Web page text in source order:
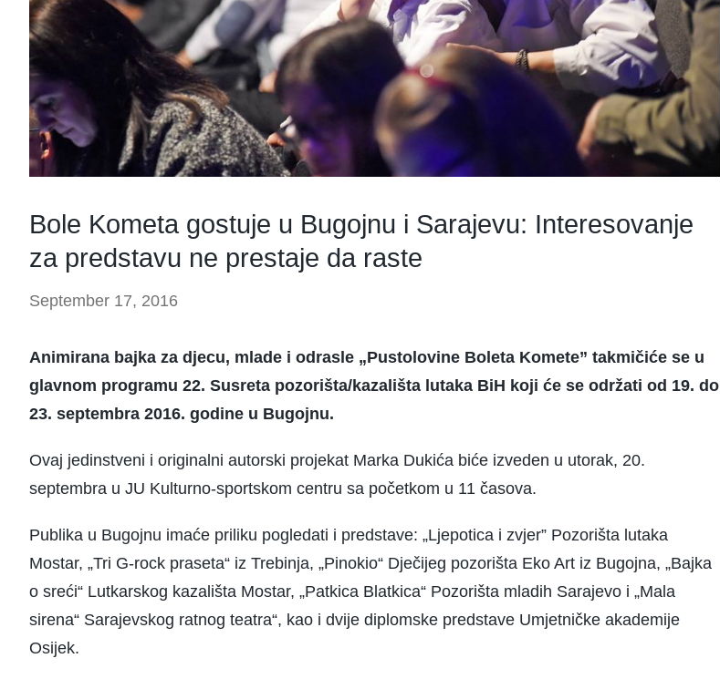
Bole Kometa gostuje u Bugojnu i Sarajevu: Interesovanje
za predstavu ne prestaje da raste
September 17, 2016
Animirana bajka za djecu, mlade i odrasle „Pustolovine Boleta Komete” takmičiće se u
glavnom programu 22. Susreta pozorišta/kazališta lutaka BiH koji će se održati od 19. do
23. septembra 2016. godine u Bugojnu.
Ovaj jedinstveni i originalni autorski projekat Marka Dukića biće izveden u utorak, 20.
septembra u JU Kulturno-sportskom centru sa početkom u 11 časova.
Publika u Bugojnu imaće priliku pogledati i predstave: „Ljepotica i zvjer” Pozorišta lutaka
Mostar, „Tri G-rock praseta“ iz Trebinja, „Pinokio“ Dječijeg pozorišta Eko Art iz Bugojna, „Bajka
o sreći“ Lutkarskog kazališta Mostar, „Patkica Blatkica“ Pozorišta mladih Sarajevo i „Mala
sirena“ Sarajevskog ratnog teatra“, kao i dvije diplomske predstave Umjetničke akademije
Osijek.